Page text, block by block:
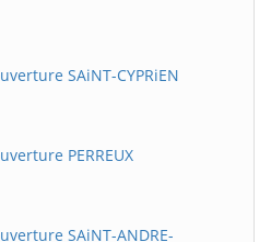
SAiNT-CYPRiEN
PERREUX
SAiNT-ANDRE-